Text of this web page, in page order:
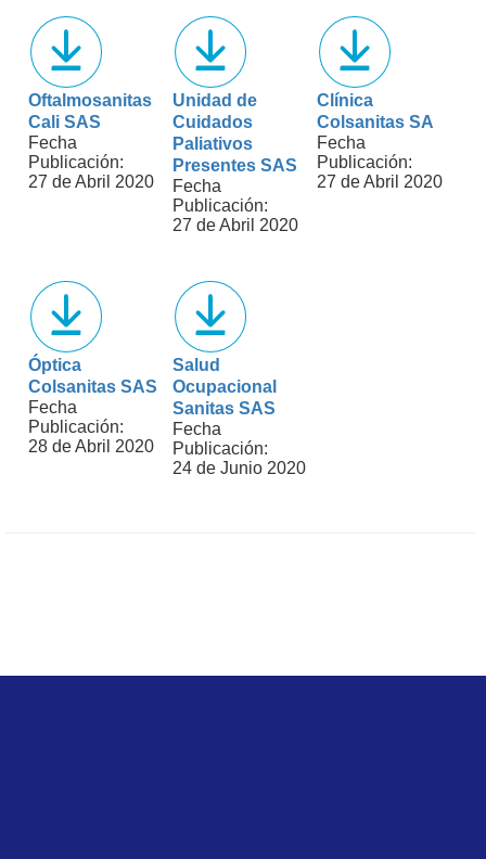
Oftalmosanitas
Cali SAS
Fecha
Publicación:
27 de Abril 2020
Unidad de
Cuidados
Paliativos
Presentes SAS
Fecha
Publicación:
27 de Abril 2020
Clínica
Colsanitas SA
Fecha
Publicación:
27 de Abril 2020
Óptica
Colsanitas SAS
Fecha
Publicación:
28 de Abril 2020
Salud
Ocupacional
Sanitas SAS
Fecha
Publicación:
24 de Junio 2020